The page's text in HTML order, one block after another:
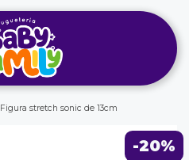
Figura stretch sonic de 13cm
-20%